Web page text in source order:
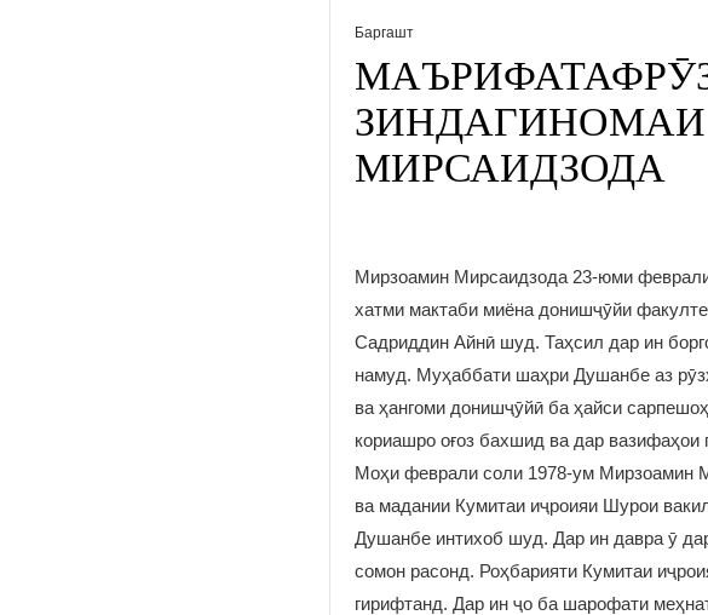
Баргашт
МИРСАИДЗОДА
Мирзоамин Мирсаидзода 23-юми
хатми мактаби миёна донишҷӯйи
Садриддин Айнӣ шуд. Таҳсил дар ин
намуд. Муҳаббати шаҳри Душанбе аз
ва ҳангоми донишҷӯйӣ ба ҳайси
кориашро оғоз бахшид ва дар
Моҳи феврали соли 1978-ум Мирзоамин
ва мадании Кумитаи иҷроияи Шурои
Душанбе интихоб шуд. Дар ин давра ӯ
сомон расонд. Роҳбарияти Кумитаи
гирифтанд. Дар ин ҷо ба шарофати